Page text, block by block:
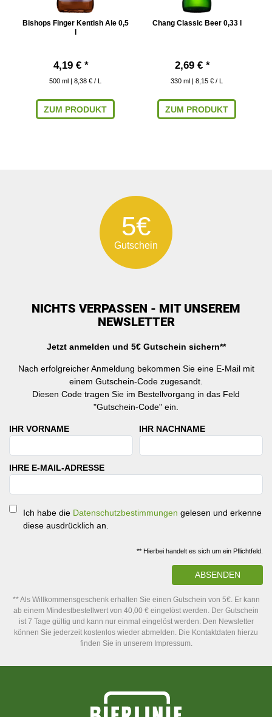
Bishops Finger Kentish Ale 0,5
4,19 € *
500 ml | 8,38 € / L
ZUM PRODUKT
Chang Classic Beer 0,33 l
2,69 € *
330 ml | 8,15 € / L
ZUM PRODUKT
5€
Gutschein
NICHTS VERPASSEN - MIT UNSEREM
NEWSLETTER
Jetzt anmelden und 5€ Gutschein sichern**
Nach erfolgreicher Anmeldung bekommen Sie eine E-Mail mit
einem Gutschein-Code zugesandt.
Diesen Code tragen Sie im Bestellvorgang in das Feld
"Gutschein-Code" ein.
IHR VORNAME IHR NACHNAME
IHRE E-MAIL-ADRESSE
Ich habe die Datenschutzbestimmungen gelesen und erkenne
diese ausdrücklich an.
** Hierbei handelt es sich um ein Pflichtfeld.
ABSENDEN
** Als Willkommensgeschenk erhalten Sie einen Gutschein von 5€. Er kann
ab einem Mindestbestellwert von 40,00 € eingelöst werden. Der Gutschein
ist 7 Tage gültig und kann nur einmal eingelöst werden. Den Newsletter
können Sie jederzeit kostenlos wieder abmelden. Die Kontaktdaten hierzu
finden Sie in unserem Impressum.